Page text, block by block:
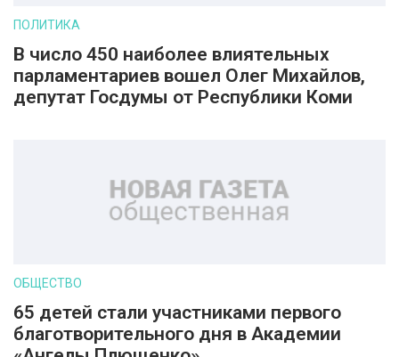
ПОЛИТИКА
В число 450 наиболее влиятельных
парламентариев вошел Олег Михайлов,
депутат Госдумы от Республики Коми
ОБЩЕСТВО
65 детей стали участниками первого
благотворительного дня в Академии